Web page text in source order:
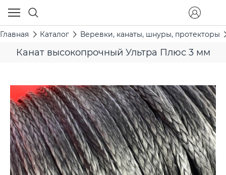
Главная Каталог Веревки, канаты, шнуры, протекторы
Канат высокопрочный Ультра Плюс 3 мм